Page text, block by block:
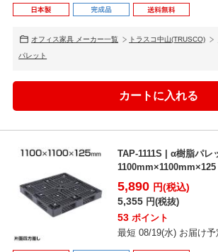
オフィス家具 メーカー一覧 トラスコ中山(TRUSCO)
パレット
TAP-1111S | α樹脂パレット 超軽量薄型
5,890 円(税込)
5,355 円(税抜)
53 ポイント
最短 08/19(水) お届け予